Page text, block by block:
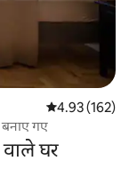
औसत रेटिंग 5 में से
4.93 (162)
गए
घर